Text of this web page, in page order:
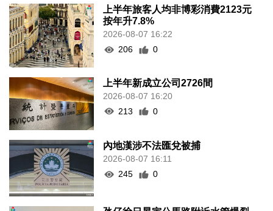
上半年旅客人均非博彩消費2123元
按年升7.8%
2026-08-07 16:22
206
0
上半年新成立公司2726間
2026-08-07 16:20
213
0
內地漢涉不法匯兌被捕
2026-08-07 16:11
245
0